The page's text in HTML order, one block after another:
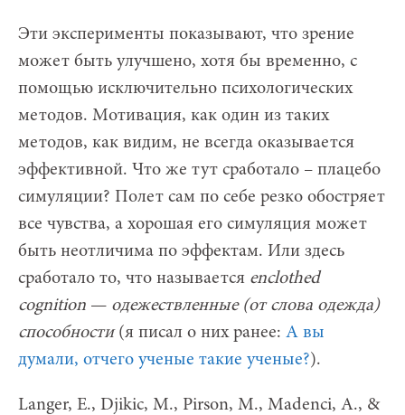
Эти эксперименты показывают, что зрение
может быть улучшено, хотя бы временно, с
помощью исключительно психологических
методов. Мотивация, как один из таких
методов, как видим, не всегда оказывается
эффективной. Что же тут сработало – плацебо
симуляции? Полет сам по себе резко обостряет
все чувства, а хорошая его симуляция может
быть неотличима по эффектам. Или здесь
сработало то, что называется enclothed
cognition — одежествленные (от слова одежда)
способности(я писал о них ранее: А вы
думали, отчего ученые такие ученые?).
Langer, E., Djikic, M., Pirson, M., Madenci, A., &